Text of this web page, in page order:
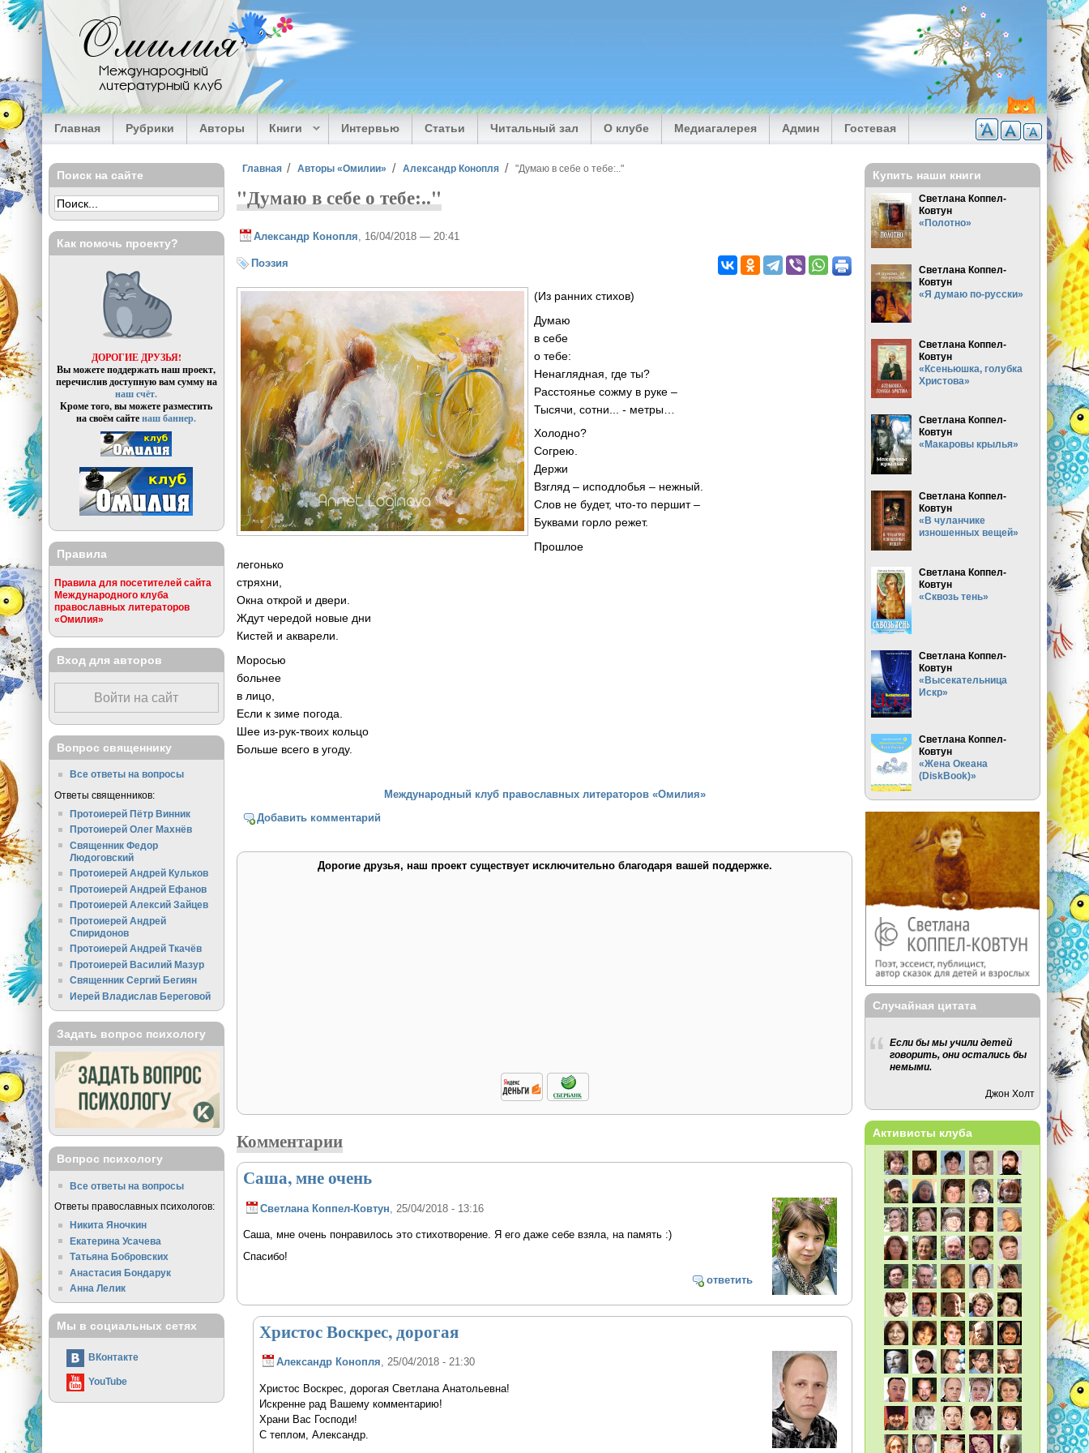
Перейти к основному содержанию
Омилия
Международный
литературный клуб
Главная Рубрики Авторы Книги Интервью Статьи Читальный зал О клубе Медиагалерея Админ Гостевая
Вы здесь
Главная Авторы «Омилии» Александр Конопля "Думаю в себе о тебе:.."
"Думаю в себе о тебе:.."
Александр Конопля , 16/04/2018 — 20:41
Поэзия
(Из ранних стихов)
Думаю
в себе
о тебе:
Ненаглядная, где ты?
Расстоянье сожму в руке –
Тысячи, сотни... - метры…
Холодно?
Согрею.
Держи
Взгляд – исподлобья – нежный.
Слов не будет, что-то першит –
Буквами горло режет.
Прошлое
легонько
стряхни,
Окна открой и двери.
Ждут чередой новые дни
Кистей и акварели.
Моросью
больнее
в лицо,
Если к зиме погода.
Шее из-рук-твоих кольцо
Больше всего в угоду.
Международный клуб православных литераторов «Омилия»
Добавить комментарий
Дорогие друзья, наш проект существует исключительно благодаря вашей поддержке.
Комментарии
Саша, мне очень
Светлана Коппел-Ковтун , 25/04/2018 - 13:16
Саша, мне очень понравилось это стихотворение. Я его даже себе взяла, на память :)
Спасибо!
ответить
Христос Воскрес, дорогая
Александр Конопля, 25/04/2018 - 21:30
Христос Воскрес, дорогая Светлана Анатольевна!
Искренне рад Вашему комментарию!
Храни Вас Господи!
С теплом, Александр.
Поиск на сайте
Как помочь проекту?
ДОРОГИЕ ДРУЗЬЯ!
Вы можете поддержать наш проект,
перечислив доступную вам сумму на
наш счёт.
Кроме того, вы можете разместить
на своём сайтенаш баннер.
Правила
Правила для посетителей сайта
Международного клуба
православных литераторов
«Омилия»
Вход для авторов
Войти на сайт
Вопрос священнику
Все ответы на вопросы
Ответы священников:
Протоиерей Пётр Винник
Протоиерей Олег Махнёв
Священник Федор
Людоговский
Протоиерей Андрей Кульков
Протоиерей Андрей Ефанов
Протоиерей Алексий Зайцев
Протоиерей Андрей
Спиридонов
Протоиерей Андрей Ткачёв
Протоиерей Василий Мазур
Священник Сергий Бегиян
Иерей Владислав Береговой
Задать вопрос психологу
Вопрос психологу
Все ответы на вопросы
Ответы православных психологов:
Никита Яночкин
Екатерина Усачева
Татьяна Бобровских
Анастасия Бондарук
Анна Лелик
Мы в социальных сетях
ВКонтакте
YouTube
Купить наши книги
Светлана Коппел-
Ковтун
«Полотно»
Светлана Коппел-
Ковтун
«Я думаю по-русски»
Светлана Коппел-
Ковтун
«Ксеньюшка, голубка
Христова»
Светлана Коппел-
Ковтун
«Макаровы крылья»
Светлана Коппел-
Ковтун
«В чуланчике
изношенных вещей»
Светлана Коппел-
Ковтун
«Сквозь тень»
Светлана Коппел-
Ковтун
«Высекательница
Искр»
Светлана Коппел-
Ковтун
«Жена Океана
(DiskBook)»
Случайная цитата
Если бы мы учили детей
говорить, они остались бы
немыми.
Джон Холт
Активисты клуба